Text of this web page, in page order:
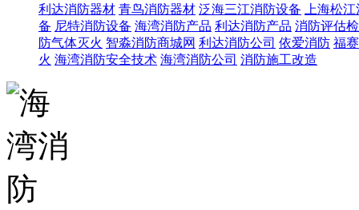
利达消防器材 青鸟消防器材 泛海三江消防设备
上海松
备 尼特消防设备 海湾消防产品 利达消防产品 消防评估
防气体灭火 智淼消防商城网 利达消防公司 依爱消防 福
火 海湾消防安全技术 海湾消防公司 消防施工改造